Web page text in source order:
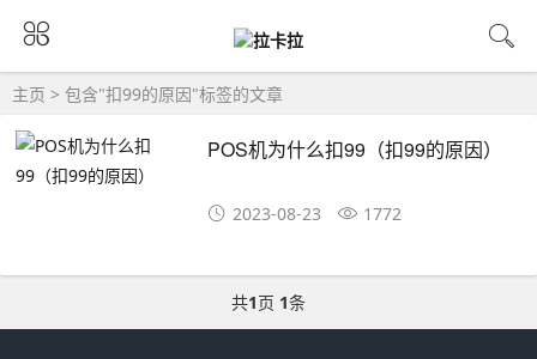
主页 > 包含"扣99的原因"标签的文章
POS机为什么扣99（扣99的原因）
2023-08-23 1772
共1页 1条